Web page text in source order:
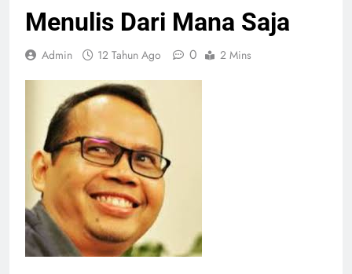
Menulis Dari Mana Saja
Admin 12 Tahun Ago 0 2 Mins